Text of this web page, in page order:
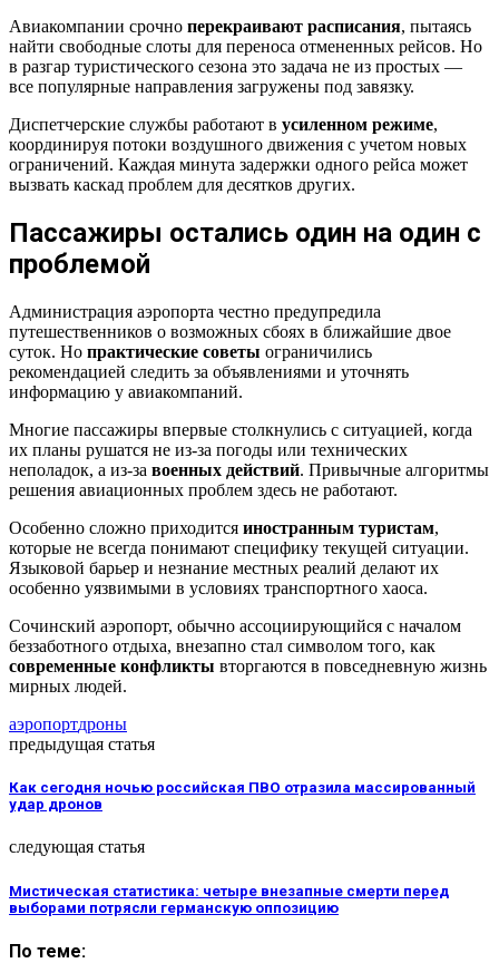
Авиакомпании срочно перекраивают расписания, пытаясь
найти свободные слоты для переноса отмененных рейсов. Но
в разгар туристического сезона это задача не из простых —
все популярные направления загружены под завязку.
Диспетчерские службы работают в усиленном режиме,
координируя потоки воздушного движения с учетом новых
ограничений. Каждая минута задержки одного рейса может
вызвать каскад проблем для десятков других.
Пассажиры остались один на один с
проблемой
Администрация аэропорта честно предупредила
путешественников о возможных сбоях в ближайшие двое
суток. Но практические советы ограничились
рекомендацией следить за объявлениями и уточнять
информацию у авиакомпаний.
Многие пассажиры впервые столкнулись с ситуацией, когда
их планы рушатся не из-за погоды или технических
неполадок, а из-за военных действий. Привычные алгоритмы
решения авиационных проблем здесь не работают.
Особенно сложно приходится иностранным туристам,
которые не всегда понимают специфику текущей ситуации.
Языковой барьер и незнание местных реалий делают их
особенно уязвимыми в условиях транспортного хаоса.
Сочинский аэропорт, обычно ассоциирующийся с началом
беззаботного отдыха, внезапно стал символом того, как
современные конфликты вторгаются в повседневную жизнь
мирных людей.
аэропортдроны
предыдущая статья
Как сегодня ночью российская ПВО отразила массированный
удар дронов
следующая статья
Мистическая статистика: четыре внезапные смерти перед
выборами потрясли германскую оппозицию
По теме: